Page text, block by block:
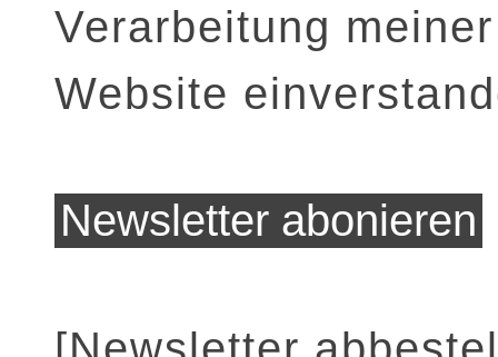
Verarbeitung
Website